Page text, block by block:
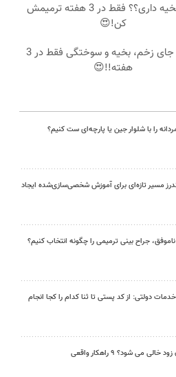
جای بخیه داری؟؟ فقط در 3 هفته ترمیمش
کن!😍
ترمیم جای زخم، بخیه و سوختگی فقط در 3
هفته!!😍
را با شلوار جین یا پارچه‌ای ست کنیم؟
مسیر تازه‌ای برای آموزش شخصی‌سازی‌شده ایجاد
جراح بینی ترمیمی را چگونه انتخاب کنیم؟
خدمات دولتی: از کد پستی تا ثنا کدام را کجا انجام
می شود؟ ۹ راهکار واقعی